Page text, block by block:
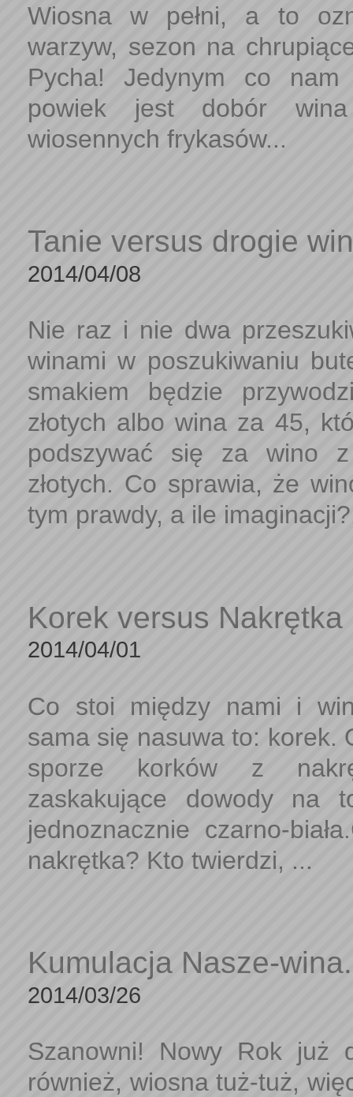
Wiosna w pełni, a to
warzyw, sezon na
Pycha! Jedynym co
powiek jest dobór
wiosennych frykasów...
Tanie versus drogie
2014/04/08
Nie raz i nie dwa
winami w poszukiwaniu
smakiem będzie
złotych albo wina za 45,
podszywać się za wino
złotych. Co sprawia, że
tym prawdy, a ile
Korek versus Nakrętka
2014/04/01
Co stoi między nami i
sama się nasuwa to: korek.
sporze korków z
zaskakujące dowody na
jednoznacznie czarno-
nakrętka? Kto twierdzi, ...
Kumulacja Nasze-
2014/03/26
Szanowni! Nowy Rok już
również, wiosna tuż-tuż,